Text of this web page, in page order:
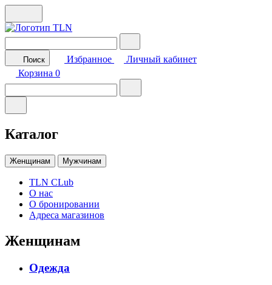
Поиск Избранное
Личный кабинет
Корзина 0
Каталог
Женщинам Мужчинам
TLN CLub
О нас
О бронировании
Адреса магазинов
Женщинам
Одежда